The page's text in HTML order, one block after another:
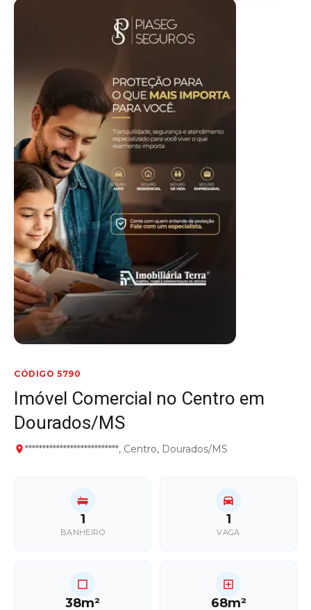
CÓDIGO 5790
Imóvel Comercial no Centro em
Dourados/MS
***************************, Centro, Dourados/MS
1
BANHEIRO
1
VAGA
38m² 68m²